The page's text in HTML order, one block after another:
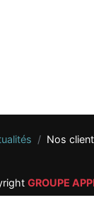
Nos
GROUPE